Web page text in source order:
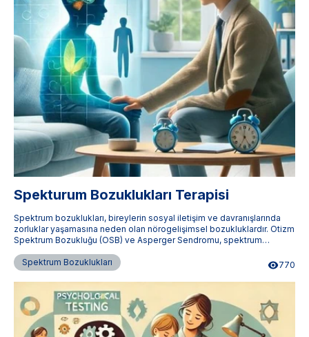
Spekturum Bozuklukları Terapisi
Spektrum bozuklukları, bireylerin sosyal iletişim ve davranışlarında
zorluklar yaşamasına neden olan nörogelişimsel bozukluklardır. Otizm
Spektrum Bozukluğu (OSB) ve Asperger Sendromu, spektrum
Türkiye'nin dört bir yanındaki uzman terapistlere ulaşmanızı sağlar.
Spektrum Bozuklukları 770